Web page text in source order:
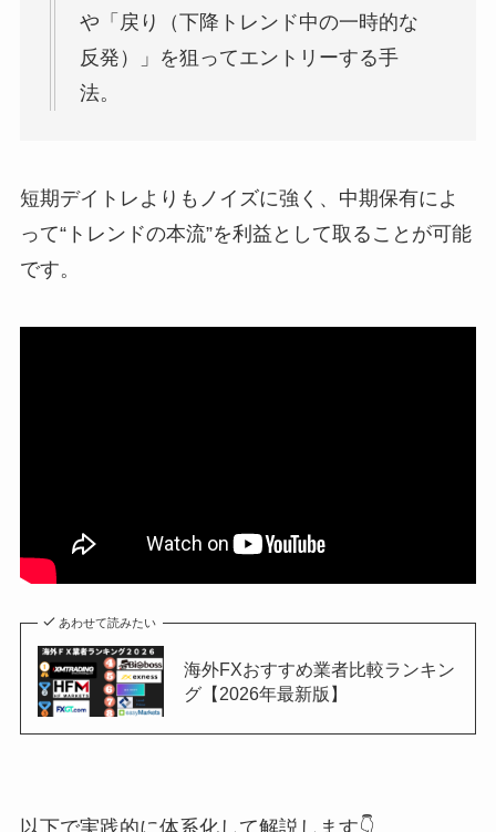
や「戻り（下降トレンド中の一時的な
反発）」を狙ってエントリーする手
法。
短期デイトレよりもノイズに強く、中期保有によ
って“トレンドの本流”を利益として取ることが可能
です。
あわせて読みたい
海外FXおすすめ業者比較ランキン
グ【2026年最新版】